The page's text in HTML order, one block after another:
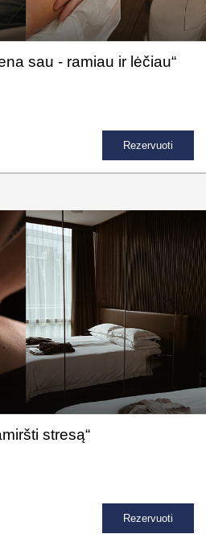
sau - ramiau ir lėčiau“
Rezervuoti
stresą“
Rezervuoti